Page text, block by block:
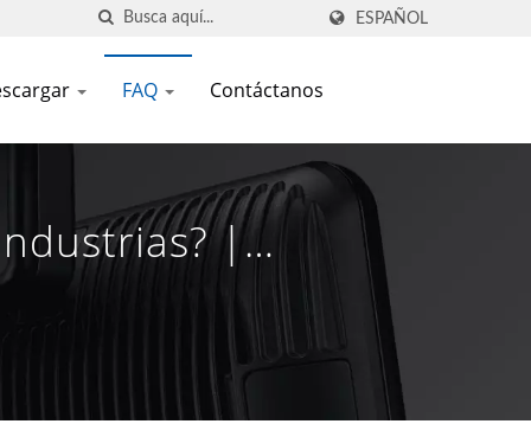
ESPAÑOL
FAQ Contáctanos
|
ID | FAMETECH